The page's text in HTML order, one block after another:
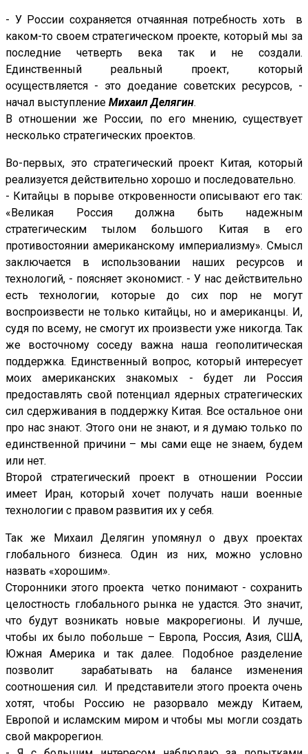
- У России сохраняется отчаянная потребность хоть в
каком-то своем стратегическом проекте, который мы за
последние четверть века так и не создали.
Единственный реальный проект, который
осуществляется - это доедание советских ресурсов, -
начал выступление Михаил Делягин.
В отношении же России, по его мнению, существует
несколько стратегических проектов.
Во-первых, это стратегический проект Китая, который
реализуется действительно хорошо и последовательно.
- Китайцы в порыве откровенности описывают его так:
«Великая Россия должна быть надежным
стратегическим тылом большого Китая в его
противостоянии американскому империализму». Смысл
заключается в использовании наших ресурсов и
технологий, - поясняет экономист. - У нас действительно
есть технологии, которые до сих пор не могут
воспроизвести не только китайцы, но и американцы. И,
судя по всему, не смогут их произвести уже никогда. Так
же восточному соседу важна наша геополитическая
поддержка. Единственный вопрос, который интересует
моих американских знакомых - будет ли Россия
предоставлять свой потенциал ядерных стратегических
сил сдерживания в поддержку Китая. Все остальное они
про нас знают. Этого они не знают, и я думаю только по
единственной причини – мы сами еще не знаем, будем
или нет.
Второй стратегический проект в отношении России
имеет Иран, который хочет получать наши военные
технологии с правом развития их у себя.
Так же Михаил Делягин упомянул о двух проектах
глобального бизнеса. Один из них, можно условно
назвать «хорошим».
Сторонники этого проекта четко понимают - сохранить
целостность глобального рынка не удастся. Это значит,
что будут возникать новые макрорегионы. И лучше,
чтобы их было побольше – Европа, Россия, Азия, США,
Южная Америка и так далее. Подобное разделение
позволит зарабатывать на балансе изменения
соотношения сил. И представители этого проекта очень
хотят, чтобы Россию не разорвало между Китаем,
Европой и исламским миром и чтобы мы могли создать
свой макрорегион.